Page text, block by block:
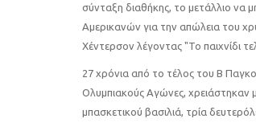
σύνταξη διαθήκης, το μετάλλιο να
Αμερικανών για την απώλεια του
Χέντερσον λέγοντας "Το παιχνίδι
27 χρόνια από το τέλος του Β
Ολυμπιακούς Αγώνες, χρειάστηκαν
μπασκετικού βασιλιά, τρία